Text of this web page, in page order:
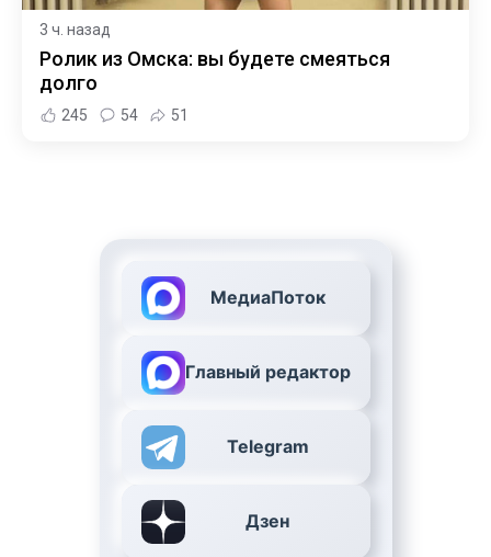
3 ч. назад
Ролик из Омска: вы будете смеяться
долго
245 54 51
МедиаПоток
Главный редактор
Telegram
Дзен